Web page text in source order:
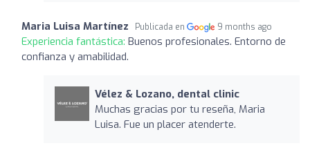
Maria Luisa Martínez Publicada en 9 months ago
Experiencia fantástica: Buenos profesionales. Entorno de
confianza y amabilidad.
Vélez & Lozano, dental clinic
Muchas gracias por tu reseña, Maria
Luisa. Fue un placer atenderte.